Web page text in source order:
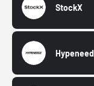
StockX